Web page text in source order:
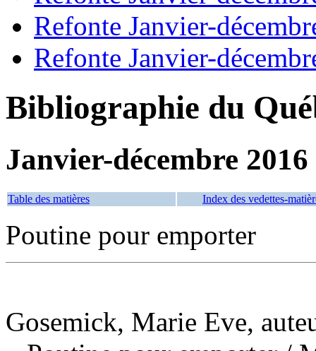
Refonte Janvier-
Refonte Janvier-
Bibliographie du
Janvier-décembre 2016
Table des matières Index des vedettes-
Poutine pour emporter
Gosemick, Marie Eve,